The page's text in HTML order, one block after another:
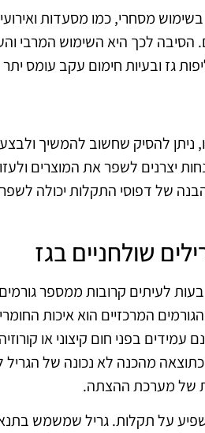
מסחרי, כמו מסעדות
הסיבה לכך היא השימוש המרבי
גז ובעיות חימום עקב עומס
להסיק שחשוב להמשיך
יצרנים לשפר את המוצרים
של דפוסי התקלות יכולה
שולחניים בגז
לעיתים קרובות ממספר
המרכזיים הוא איכות
עמידים בפני חום קיצוני או
מהכנה לא נכונה של הגריל
של מערכת ההצתה.
על תקלות. גריל שמשמש